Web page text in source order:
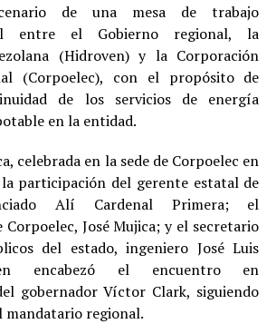
de una mesa de trabajo
entre el Gobierno regional, la
(Hidroven) y la Corporación
(Corpoelec), con el propósito de
de los servicios de energía
en la entidad.
celebrada en la sede de Corpoelec en
participación del gerente estatal de
Alí Cardenal Primera; el
José Mujica; y el secretario
del estado, ingeniero José Luis
encabezó el encuentro en
gobernador Víctor Clark, siguiendo
mandatario regional.